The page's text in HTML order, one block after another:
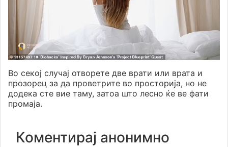
Во секој случај отворете две врати или врата и
прозорец за да проветрите во просторија, но не
додека сте вие таму, затоа што лесно ќе ве фати
промаја.
Коментирај анонимно